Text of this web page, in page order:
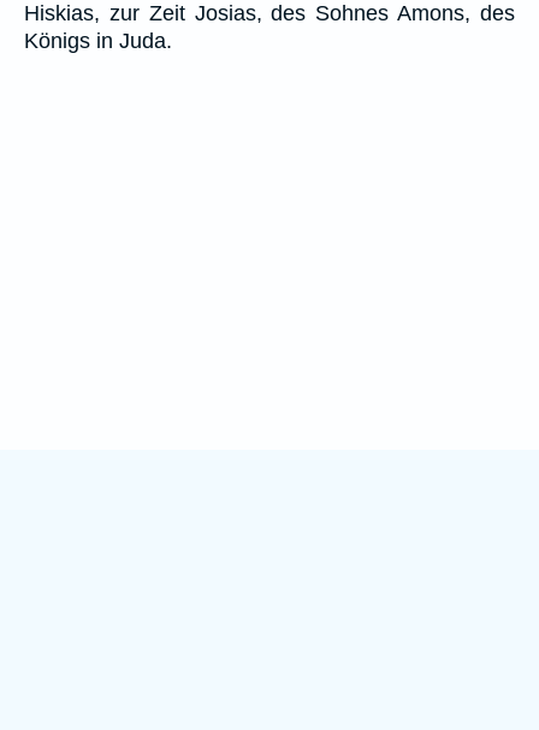
Hiskias, zur Zeit Josias, des Sohnes Amons, des
Königs in Juda.